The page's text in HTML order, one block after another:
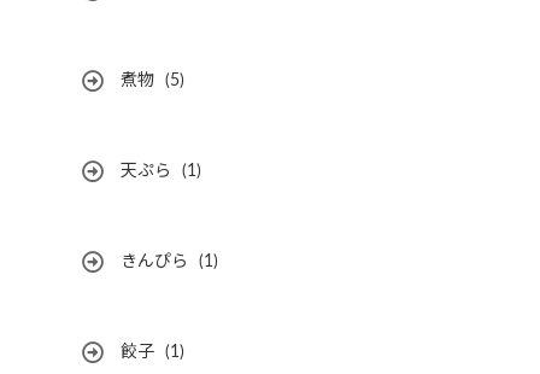
煮物 (5)
天ぷら (1)
きんぴら (1)
餃子 (1)